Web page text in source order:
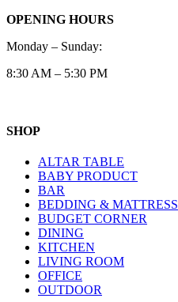
OPENING HOURS
Monday – Sunday:
8:30 AM – 5:30 PM
SHOP
ALTAR TABLE
BABY PRODUCT
BAR
BEDDING & MATTRESS
BUDGET CORNER
DINING
KITCHEN
LIVING ROOM
OFFICE
OUTDOOR